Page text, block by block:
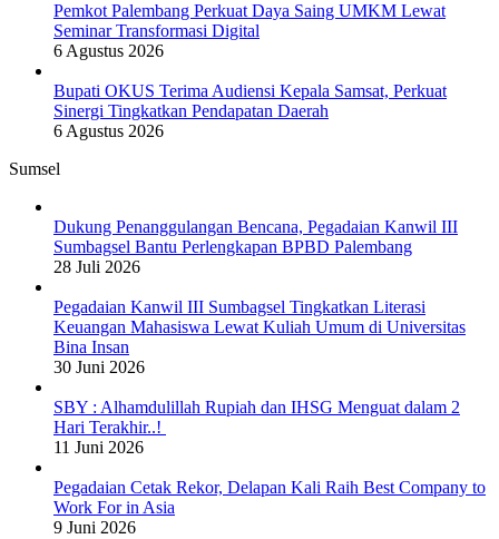
Pemkot Palembang Perkuat Daya Saing UMKM Lewat
Seminar Transformasi Digital
6 Agustus 2026
Bupati OKUS Terima Audiensi Kepala Samsat, Perkuat
Sinergi Tingkatkan Pendapatan Daerah
6 Agustus 2026
Sumsel
Dukung Penanggulangan Bencana, Pegadaian Kanwil III
Sumbagsel Bantu Perlengkapan BPBD Palembang
28 Juli 2026
Pegadaian Kanwil III Sumbagsel Tingkatkan Literasi
Keuangan Mahasiswa Lewat Kuliah Umum di Universitas
Bina Insan
30 Juni 2026
SBY : Alhamdulillah Rupiah dan IHSG Menguat dalam 2
Hari Terakhir..!
11 Juni 2026
Pegadaian Cetak Rekor, Delapan Kali Raih Best Company to
Work For in Asia
9 Juni 2026